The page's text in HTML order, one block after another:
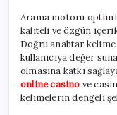
Arama motoru
kaliteli ve özgün
Doğru anahtar kelime
kullanıcıya değer
olmasına katkı
online casino ve
kelimelerin dengeli